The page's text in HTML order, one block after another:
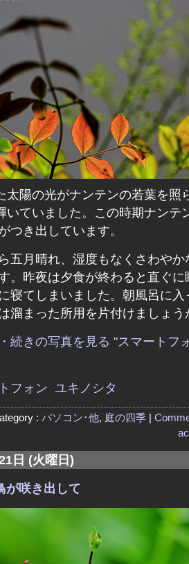
いていました。この時期ナンテ
つき出しています。
五月晴れ、湿度もなくさわやか
。昨夜は夕食が終わると直ぐに
寝てしまいました。朝風呂に入
溜まった所用を片付けましょう
続きの写真を見る "スマートフ
フォン ユキノシタ
: パソコン･他, 庭の四季|
日 (火曜日)
が咲き出して